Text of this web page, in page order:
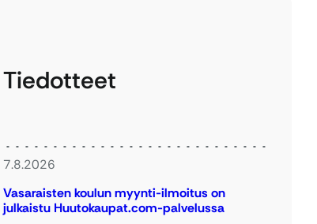
Tiedotteet
7.8.2026
Vasaraisten koulun myynti-ilmoitus on
julkaistu Huutokaupat.com-palvelussa